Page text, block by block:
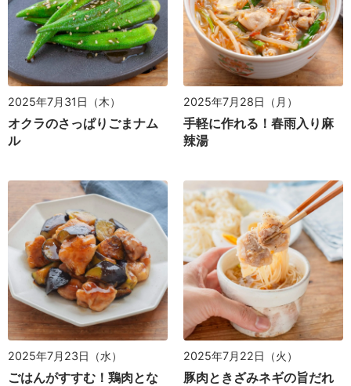
2025年7月31日（木）
オクラのさっぱりごまナム
ル
2025年7月28日（月）
手軽に作れる！春雨入り麻
辣湯
2025年7月23日（水）
ごはんがすすむ！鶏肉とな
2025年7月22日（火）
豚肉ときざみネギの旨だれ